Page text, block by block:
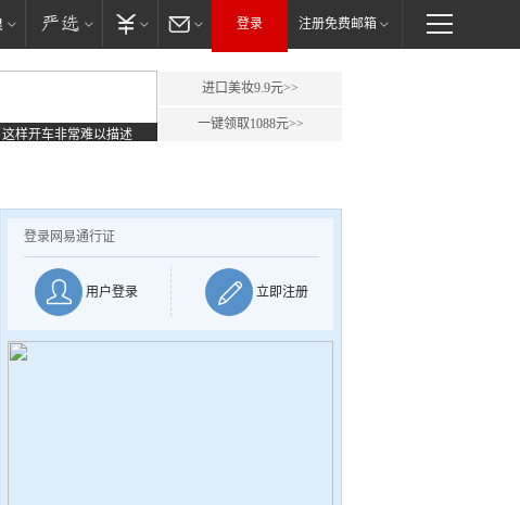
登录 注册免费邮箱
这样开车非常难以描述
进口美妆9.9元>>
一键领取1088元>>
登录网易通行证
用户登录 立即注册